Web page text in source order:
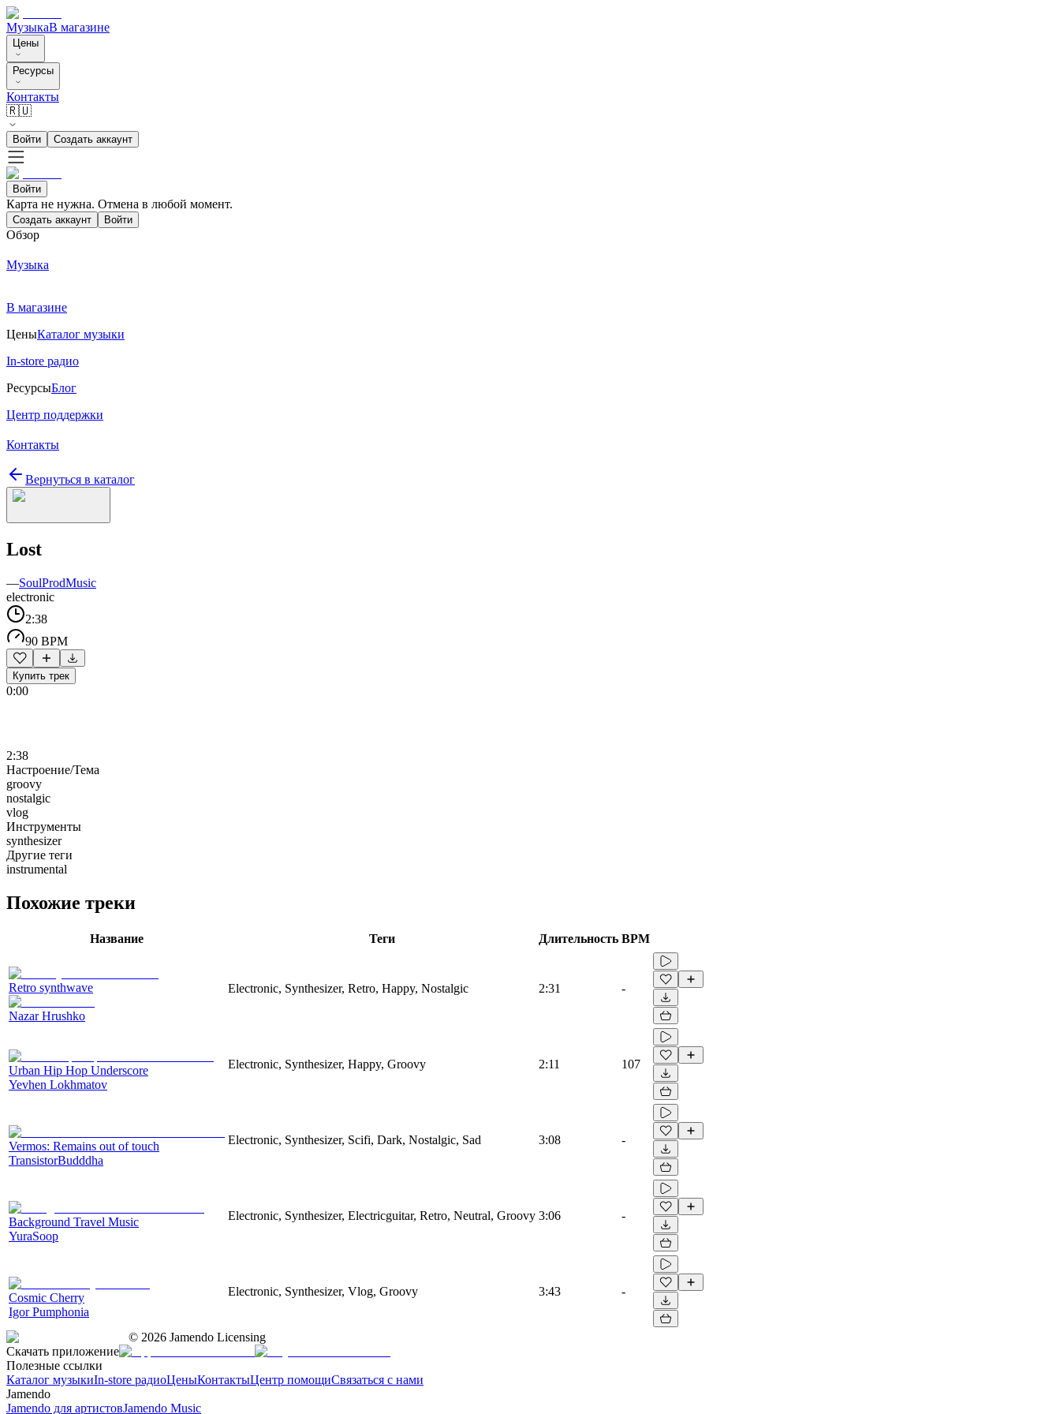
МузыкаВ магазине
Цены
Ресурсы
Контакты
🇷🇺
Войти Создать аккаунт
Войти
Карта не нужна. Отмена в любой момент.
Создать аккаунт Войти
Обзор
Музыка
В магазине
ЦеныКаталог музыки
In-store радио
РесурсыБлог
Центр поддержки
Контакты
Вернуться в каталог
Lost
—SoulProdMusic
electronic
2:38
90 BPM
Купить трек
0:00
2:38
Настроение/Тема
groovy
nostalgic
vlog
Инструменты
synthesizer
Другие теги
instrumental
Похожие треки
Название Теги Длительность BPM
Retro synthwave
Nazar Hrushko
Electronic, Synthesizer, Retro, Happy, Nostalgic 2:31 -
Urban Hip Hop Underscore
Yevhen Lokhmatov
Electronic, Synthesizer, Happy, Groovy 2:11 107
Vermos: Remains out of touch
TransistorBudddha
Electronic, Synthesizer, Scifi, Dark, Nostalgic, Sad 3:08 -
Background Travel Music
YuraSoop
Electronic, Synthesizer, Electricguitar, Retro, Neutral, Groovy 3:06 -
Cosmic Cherry
Igor Pumphonia
Electronic, Synthesizer, Vlog, Groovy 3:43 -
© 2026 Jamendo Licensing
Скачать приложение
Полезные ссылки
Каталог музыкиIn-store радиоЦеныКонтактыЦентр помощиСвязаться с нами
Jamendo
Jamendo для артистовJamendo Music